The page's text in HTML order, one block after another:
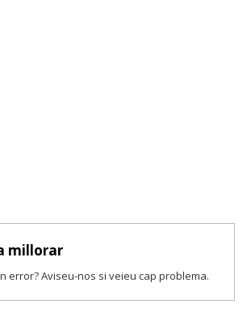
millorar
error? Aviseu-nos si veieu cap problema.